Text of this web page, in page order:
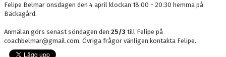
Felipe Belmar onsdagen den 4 april klockan 18:00 - 20:30 hemma på
Bäckagård.
Anmälan görs senast söndagen den 25/3 till Felipe på
coachbelmar@gmail.com. Övriga frågor vänligen kontakta Felipe.